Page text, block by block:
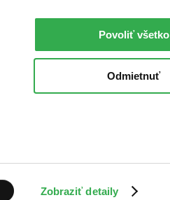
Zobraziť detaily
Povoliť všetko
Odmietnuť